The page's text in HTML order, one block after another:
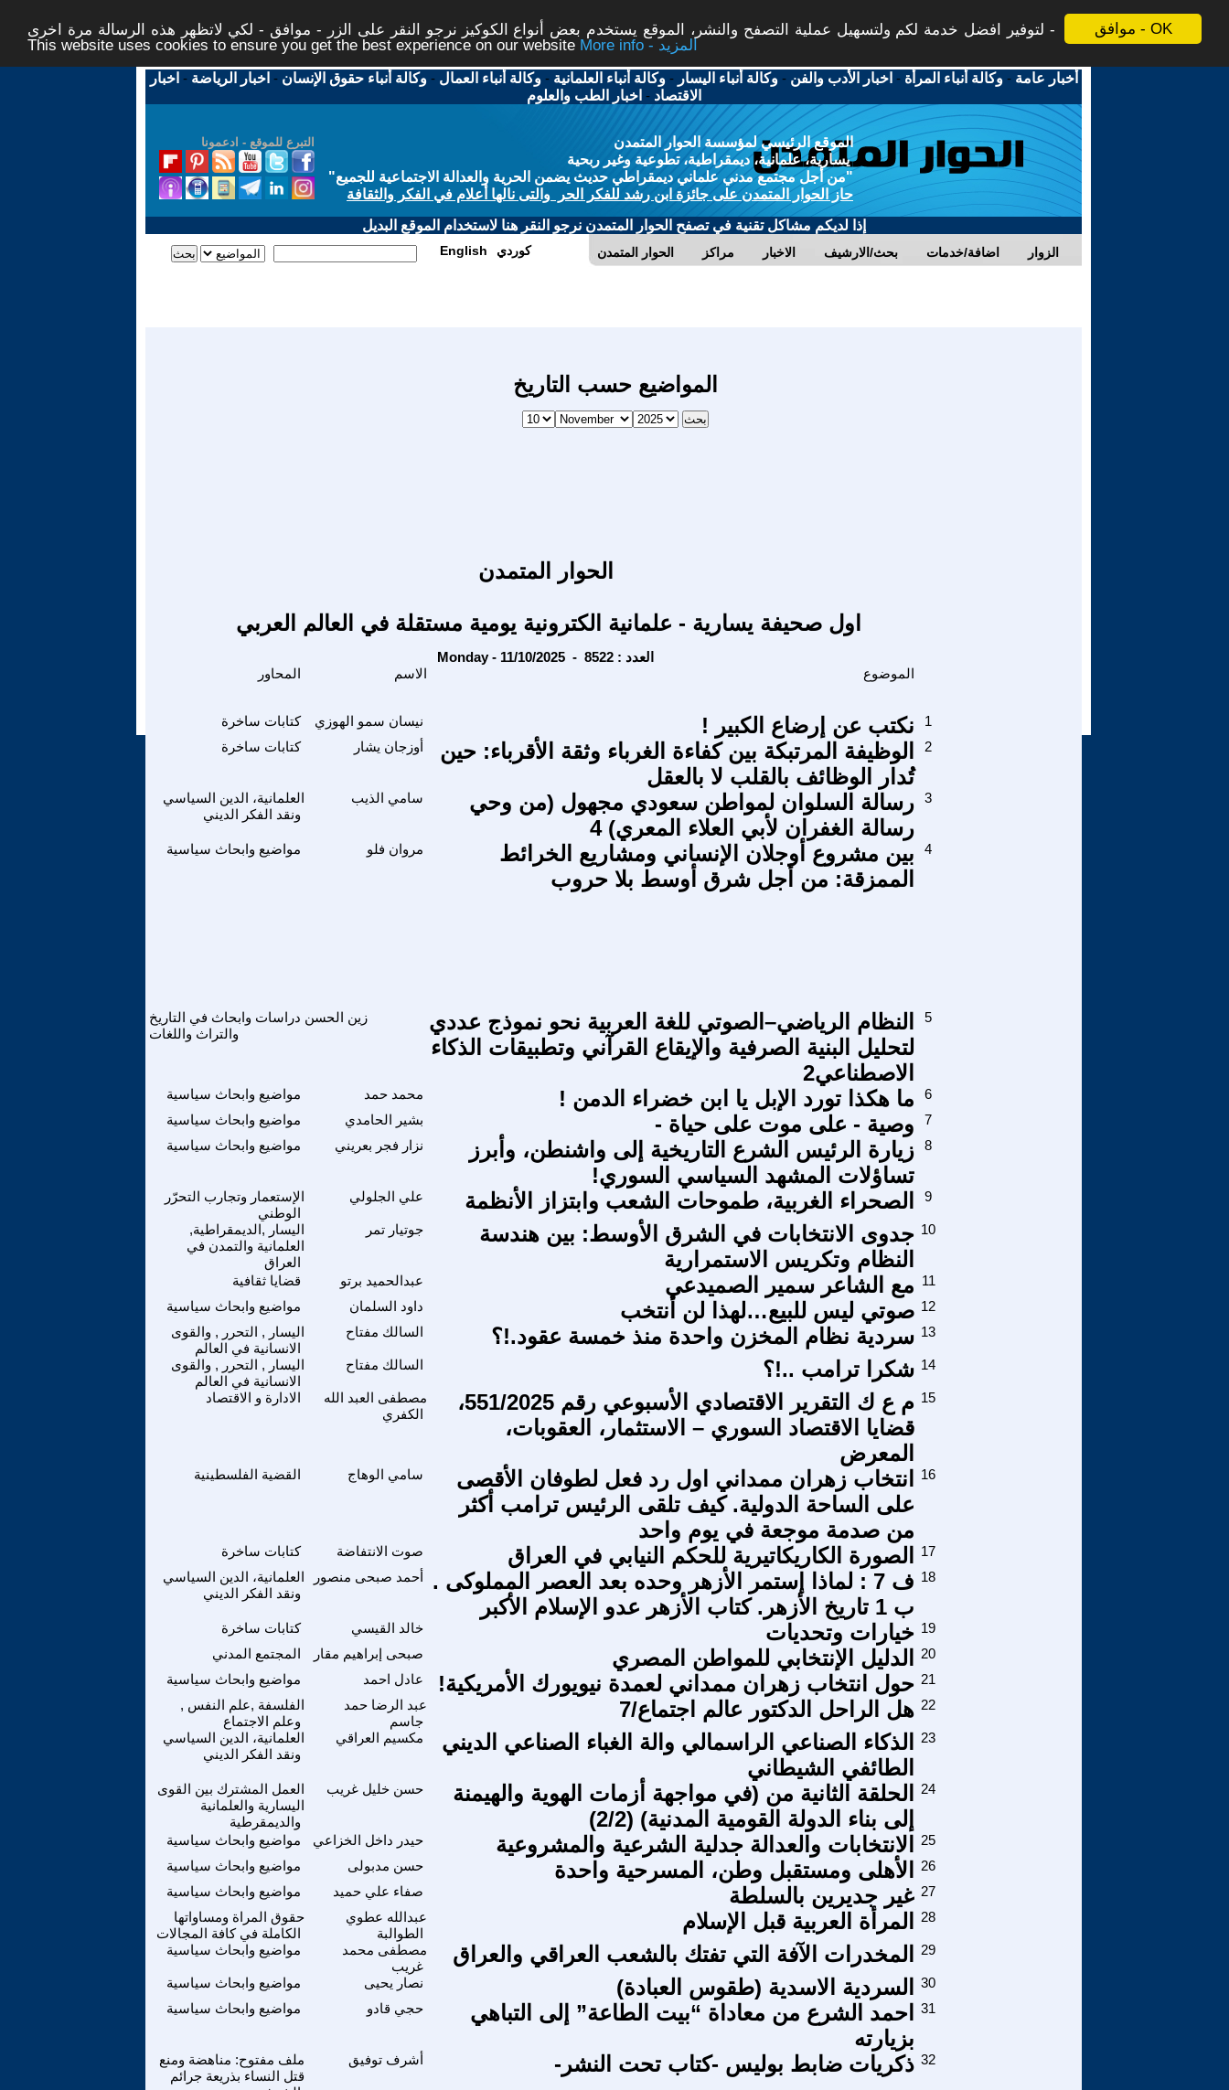
موافق - OK
لتوفير افضل خدمة لكم ولتسهيل عملية التصفح والنشر، الموقع يستخدم بعض أنواع الكوكيز نرجو النقر على الزر - موافق - لكي لاتظهر هذه الرسالة مرة اخرى -
This website uses cookies to ensure you get the best experience on our website
More info - المزيد
أخبار عامة -وكالة أنباء المرأة - اخبار الأدب والفن -وكالة أنباء اليسار -وكالة أنباء العلمانية -وكالة أنباء العمال -وكالة أنباء حقوق الإنسان - اخبار الرياضة - اخبار
الاقتصاد - اخبار الطب والعلوم
التبرع للموقع - ادعمونا
الموقع الرئيسي لمؤسسة الحوار المتمدن
يسارية، علمانية، ديمقراطية، تطوعية وغير ربحية
"من أجل مجتمع مدني علماني ديمقراطي حديث يضمن الحرية والعدالة الاجتماعية للجميع"
حاز الحوار المتمدن على جائزة ابن رشد للفكر الحر والتى نالها أعلام في الفكر والثقافة
إذا لديكم مشاكل تقنية في تصفح الحوار المتمدن نرجو النقر هنا لاستخدام الموقع البديل
الحوار المتمدن مراكز الاخبار بحث/الارشيف اضافة/خدمات الزوار English كوردي
المواضيع حسب التاريخ
الحوار المتمدن
اول صحيفة يسارية - علمانية الكترونية يومية مستقلة في العالم العربي
Monday - 11/10/2025 - العدد : 8522
الاسم الموضوع
كتابات ساخرة نيسان سمو الهوزي نكتب عن إرضاع الكبير !
1
كتابات ساخرة
أوزجان يشار
الوظيفة المرتبكة بين كفاءة الغرباء وثقة الأقرباء: حين
تُدار الوظائف بالقلب لا بالعقل
2
العلمانية، الدين السياسي
ونقد الفكر الديني
سامي الذيب
رسالة السلوان لمواطن سعودي مجهول (من وحي
رسالة الغفران لأبي العلاء المعري) 4
3
مواضيع وابحاث سياسية مروان فلو
بين مشروع أوجلان الإنساني ومشاريع الخرائط
الممزقة: من أجل شرق أوسط بلا حروب
4
دراسات وابحاث في التاريخ
والتراث واللغات
زين الحسن
النظام الرياضي–الصوتي للغة العربية نحو نموذج عددي
لتحليل البنية الصرفية والإيقاع القرآني وتطبيقات الذكاء
الاصطناعي2
5
مواضيع وابحاث سياسية محمد حمد ما هكذا تورد الإبل يا ابن خضراء الدمن !
6
مواضيع وابحاث سياسية
بشير الحامدي وصية - على موت على حياة -
7
مواضيع وابحاث سياسية
نزار فجر بعريني
زيارة الرئيس الشرع التاريخية إلى واشنطن، وأبرز
تساؤلات المشهد السياسي السوري!
8
الإستعمار وتجارب التحرّر
الوطني
علي الجلولي الصحراء الغربية، طموحات الشعب وابتزاز الأنظمة 9
اليسار ,الديمقراطية,
العلمانية والتمدن في
العراق
جوتيار تمر
جدوى الانتخابات في الشرق الأوسط: بين هندسة
النظام وتكريس الاستمرارية
10
قضايا ثقافية عبدالحميد برتو مع الشاعر سمير الصميدعي 11
مواضيع وابحاث سياسية
داود السلمان صوتي ليس للبيع…لهذا لن أنتخب 12
اليسار , التحرر , والقوى
الانسانية في العالم
السالك مفتاح سردية نظام المخزن واحدة منذ خمسة عقود.!؟ 13
اليسار , التحرر , والقوى
الانسانية في العالم
السالك مفتاح شكرا ترامب ..!؟ 14
الادارة و الاقتصاد
مصطفى العبد الله
الكفري
م ع ك التقرير الاقتصادي الأسبوعي رقم 551/2025،
قضايا الاقتصاد السوري – الاستثمار، العقوبات،
المعرض
15
القضية الفلسطينية سامي الوهاج
انتخاب زهران ممداني اول رد فعل لطوفان الأقصى
على الساحة الدولية. كيف تلقى الرئيس ترامب أكثر
من صدمة موجعة في يوم واحد
16
كتابات ساخرة صوت الانتفاضة الصورة الكاريكاتيرية للحكم النيابي في العراق
17
العلمانية، الدين السياسي
ونقد الفكر الديني
أحمد صبحى منصور
ف 7 : لماذا إستمر الأزهر وحده بعد العصر المملوكى .
ب 1 تاريخ الأزهر. كتاب الأزهر عدو الإسلام الأكبر
18
كتابات ساخرة خالد القيسي خيارات وتحديات 19
المجتمع المدني
صبحى إبراهيم مقار الدليل الإنتخابي للمواطن المصري
20
مواضيع وابحاث سياسية
عادل احمد حول انتخاب زهران ممداني لعمدة نيويورك الأمريكية! 21
الفلسفة ,علم النفس ,
وعلم الاجتماع
عبد الرضا حمد
جاسم
هل الراحل الدكتور عالم اجتماع/7 22
العلمانية، الدين السياسي
ونقد الفكر الديني
مكسيم العراقي
الذكاء الصناعي الراسمالي والة الغباء الصناعي الديني
الطائفي الشيطاني
23
العمل المشترك بين القوى
اليسارية والعلمانية
والديمقرطية
حسن خليل غريب
الحلقة الثانية من (في مواجهة أزمات الهوية والهيمنة
إلى بناء الدولة القومية المدنية) (2/2)
24
مواضيع وابحاث سياسية حيدر داخل الخزاعي الانتخابات والعدالة جدلية الشرعية والمشروعية
25
مواضيع وابحاث سياسية
حسن مدبولى الأهلى ومستقبل وطن، المسرحية واحدة
26
مواضيع وابحاث سياسية
صفاء علي حميد غير جديرين بالسلطة 27
حقوق المراة ومساواتها
الكاملة في كافة المجالات
عبدالله عطوي
الطوالبة
المرأة العربية قبل الإسلام 28
مواضيع وابحاث سياسية
مصطفى محمد
غريب
المخدرات الآفة التي تفتك بالشعب العراقي والعراق 29
مواضيع وابحاث سياسية نصار يحيى السردية الاسدية (طقوس العبادة)
30
مواضيع وابحاث سياسية
حجي قادو
احمد الشرع من معاداة “بيت الطاعة” إلى التباهي
بزيارته
31
ملف مفتوح: مناهضة ومنع
قتل النساء بذريعة جرائم
أشرف توفيق ذكريات ضابط بوليس -كتاب تحت النشر- 32